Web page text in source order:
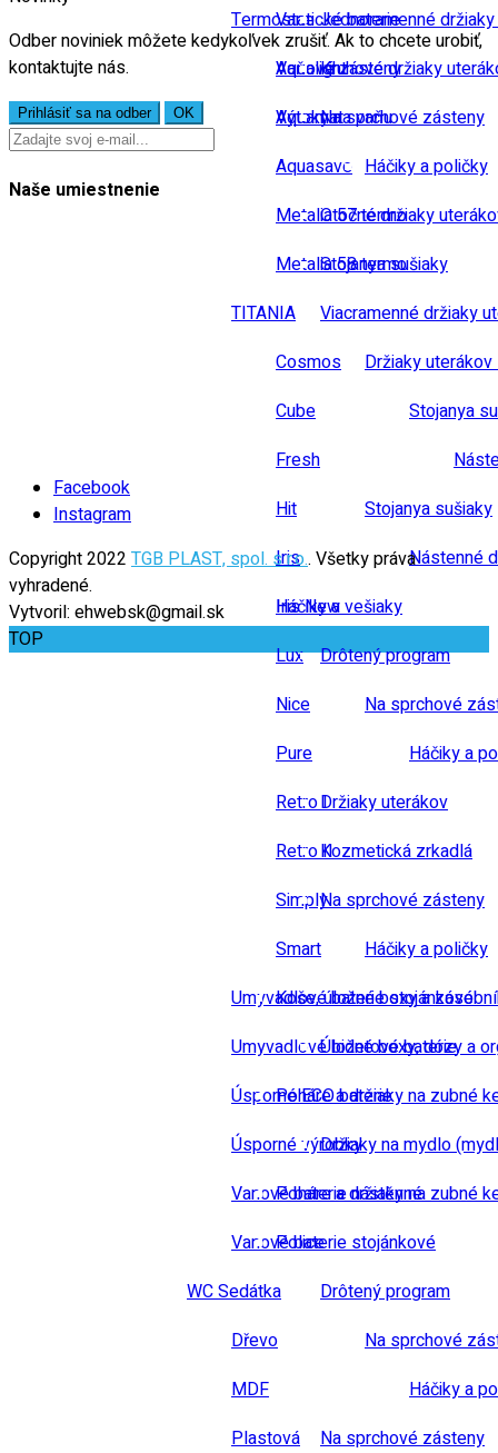
Vane
Vaňové zásteny
Výtoky na vaňu
Termostatické baterie
Aqualight
Aquamat
Aquasave
Metalia 57 termo
Metalia 58 termo
TITANIA
Cosmos
Cube
Fresh
Hit
Iris
Iris New
Lux
Nice
Pure
Retro I
Retro II
Simply
Smart
Umyvadlové baterie stojánkové
Umyvadlové bidetové baterie
Úsporné ECO baterie
Úsporné výrobky
Vanové baterie nástěnné
Vanové baterie stojánkové
WC Sedátka
Dřevo
MDF
Plastová
Jednoramenné
Kruhové držiaky
Na sprchové zásteny
Háčiky a poličky
Otočné držiaky
Stojanya sušiaky
Viacramenné držiaky
Držiaky
Stojanya
Stojanya sušiaky
Nástenné
Háčiky a vešiaky
Drôtený program
Na sprchové
Háčiky a
Držiaky uterákov
Kozmetická zrkadlá
Na sprchové zásteny
Háčiky a poličky
Koše, úložné boxy a
Úložné boxy, dózy a
Poháre a držiaky na zubné
Držiaky na mydlo
Poháre a držiaky na zubné
Police
Drôtený program
Na sprchové
Háčiky a
Na sprchové zásteny
Odber noviniek môžete kedykoľvek zrušiť. Ak to chcete urobiť,
kontaktujte nás.
Naše umiestnenie
Facebook
Instagram
Copyright 2022 TGB PLAST, spol. s r.o.. Všetky práva
vyhradené.
Vytvoril: ehwebsk@gmail.sk
TOP